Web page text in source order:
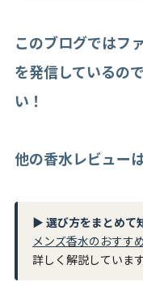
このブログではフ
を発信しているの
い！
他の香水レビュー
▶ 選び方をまとめて
メンズ香水のおすす
詳しく解説しています